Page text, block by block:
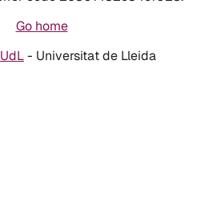
Go home
UdL- Universitat de Lleida